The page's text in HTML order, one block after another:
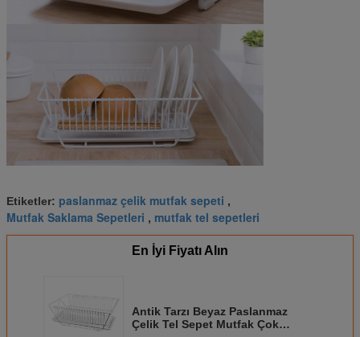
Etiketler: paslanmaz çelik mutfak sepeti ,
Mutfak Saklama Sepetleri , mutfak tel sepetleri
En İyi Fiyatı Alın
Antik Tarzı Beyaz Paslanmaz
Çelik Tel Sepet Mutfak Çok